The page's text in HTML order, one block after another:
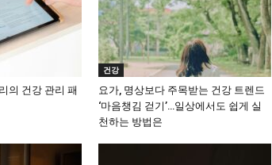
의 건강 관리 패
건강
요가, 명상보다 주목받는 건강 트렌드
‘마음챙김 걷기’…일상에서도 쉽게 실
천하는 방법은